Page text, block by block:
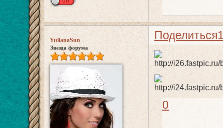
Поделиться
YulianaSun
Звезда форума
0